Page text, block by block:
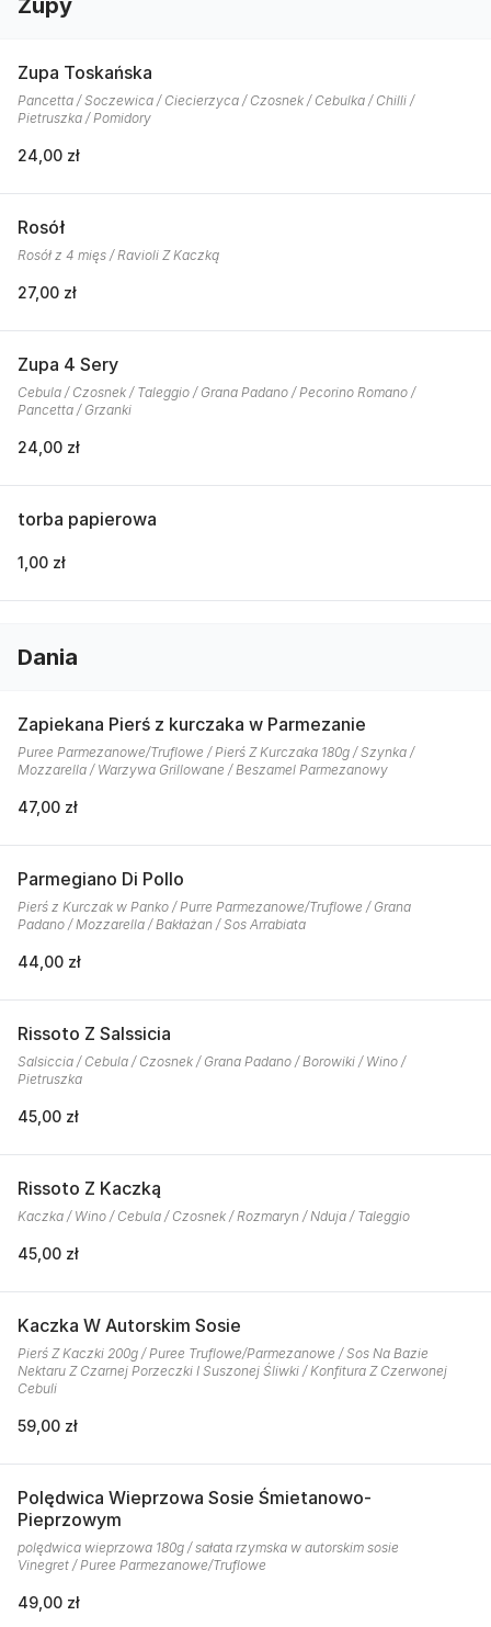
Zupy
Zupa Toskańska
Pancetta / Soczewica / Ciecierzyca / Czosnek / Cebulka / Chilli /
Pietruszka / Pomidory
24,00 zł
Rosół
Rosół z 4 mięs / Ravioli Z Kaczką
27,00 zł
Zupa 4 Sery
Cebula / Czosnek / Taleggio / Grana Padano / Pecorino Romano /
Pancetta / Grzanki
24,00 zł
torba papierowa
1,00 zł
Dania
Zapiekana Pierś z kurczaka w Parmezanie
Puree Parmezanowe/Truflowe / Pierś Z Kurczaka 180g / Szynka /
Mozzarella / Warzywa Grillowane / Beszamel Parmezanowy
47,00 zł
Parmegiano Di Pollo
Pierś z Kurczak w Panko / Purre Parmezanowe/Truflowe / Grana
Padano / Mozzarella / Bakłażan / Sos Arrabiata
44,00 zł
Rissoto Z Salssicia
Salsiccia / Cebula / Czosnek / Grana Padano / Borowiki / Wino /
Pietruszka
45,00 zł
Rissoto Z Kaczką
Kaczka / Wino / Cebula / Czosnek / Rozmaryn / Nduja / Taleggio
45,00 zł
Kaczka W Autorskim Sosie
Pierś Z Kaczki 200g / Puree Truflowe/Parmezanowe / Sos Na Bazie
Nektaru Z Czarnej Porzeczki I Suszonej Śliwki / Konfitura Z Czerwonej
Cebuli
59,00 zł
Polędwica Wieprzowa Sosie Śmietanowo-
Pieprzowym
polędwica wieprzowa 180g / sałata rzymska w autorskim sosie
Vinegret / Puree Parmezanowe/Truflowe
49,00 zł